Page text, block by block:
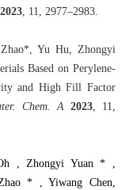
2023, 11, 2977–2983.
Yu Hu, Zhongyi
Based on Perylene-
and High Fill Factor
Chem. A 2023, 11,
, Zhongyi Yuan * ,
* , Yiwang Chen,